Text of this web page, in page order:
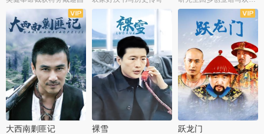
大西南剿匪记
全21集
裸雪
全30集
跃龙门